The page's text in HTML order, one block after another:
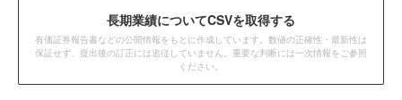
長期業績についてCSVを取得する
有価証券報告書などの公開情報をもとに作成しています。数値の正確性・最新性は
保証せず、提出後の訂正には追従していません。重要な判断には一次情報をご参照
ください。